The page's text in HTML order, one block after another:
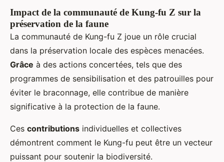
Impact de la communauté de Kung-fu Z sur la
préservation de la faune
La communauté de Kung-fu Z joue un rôle crucial
dans la préservation locale des espèces menacées.
Grâce à des actions concertées, tels que des
programmes de sensibilisation et des patrouilles pour
éviter le braconnage, elle contribue de manière
significative à la protection de la faune.
Ces contributions individuelles et collectives
démontrent comment le Kung-fu peut être un vecteur
puissant pour soutenir la biodiversité.